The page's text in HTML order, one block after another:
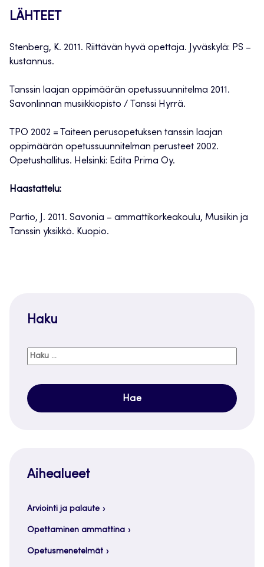
LÄHTEET
Stenberg, K. 2011. Riittävän hyvä opettaja. Jyväskylä: PS –
kustannus.
Tanssin laajan oppimäärän opetussuunnitelma 2011.
Savonlinnan musiikkiopisto / Tanssi Hyrrä.
TPO 2002 = Taiteen perusopetuksen tanssin laajan
oppimäärän opetussuunnitelman perusteet 2002.
Opetushallitus. Helsinki: Edita Prima Oy.
Haastattelu:
Partio, J. 2011. Savonia – ammattikorkeakoulu, Musiikin ja
Tanssin yksikkö. Kuopio.
Haku
Haku:
Aihealueet
Arviointi ja palaute
Opettaminen ammattina
Opetusmenetelmät